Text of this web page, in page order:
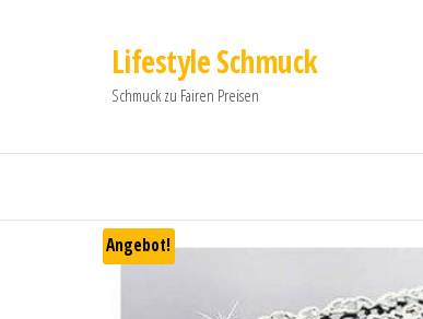
Lifestyle Schmuck
Schmuck zu Fairen Preisen
Angebot!